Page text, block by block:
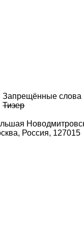
Запрещённые слова
Тизер
Россия, 127015